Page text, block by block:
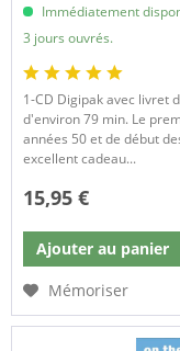
Immédiatement
3 jours ouvrés.
1-CD Digipak avec livret
d'environ 79 min. Le
années 50 et de début
excellent cadeau...
15,95 €
Ajouter au panier
Mémoriser